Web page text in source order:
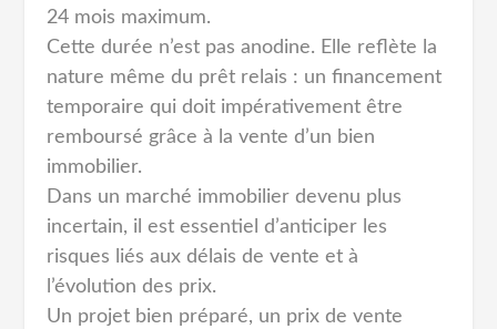
24 mois maximum.
Cette durée n’est pas anodine. Elle reflète la
nature même du prêt relais : un financement
temporaire qui doit impérativement être
remboursé grâce à la vente d’un bien
immobilier.
Dans un marché immobilier devenu plus
incertain, il est essentiel d’anticiper les
risques liés aux délais de vente et à
l’évolution des prix.
Un projet bien préparé, un prix de vente